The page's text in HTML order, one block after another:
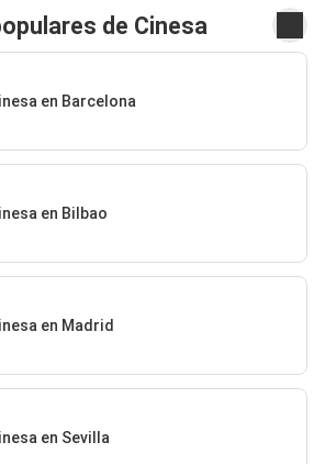
de Cinesa
en Barcelona
en Bilbao
en Madrid
en Sevilla